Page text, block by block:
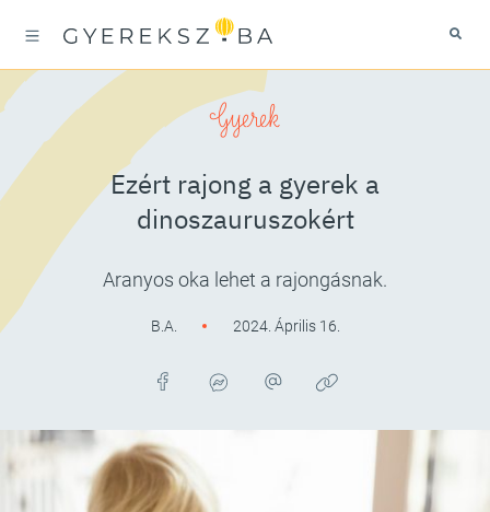
Gyerek
Ezért rajong a gyerek a
dinoszauruszokért
Aranyos oka lehet a rajongásnak.
B.A. 2024. Április 16.